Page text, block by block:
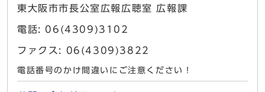
東大阪市市長公室広報広聴室 広報課
電話: 06(4309)3102
ファクス: 06(4309)3822
電話番号のかけ間違いにご注意ください！